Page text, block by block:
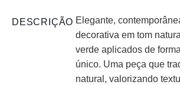
DESCRIÇÃO Elegante,
decorativa em tom
verde aplicados de
único. Uma peça que
natural, valorizando